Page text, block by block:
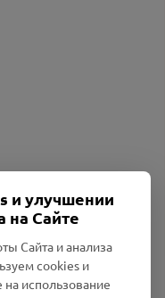
и улучшении
на Сайте
Сайта и анализа
cookies и
на использование